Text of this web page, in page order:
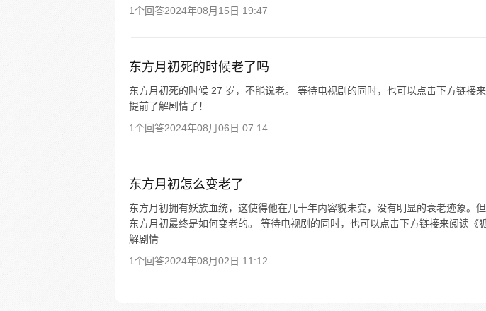
1个回答2024年08月15日 19:47
东方月初死的时候老了吗
东方月初死的时候 27 岁，不能说老。 等待电视剧的同时，也可以点击下方链接
提前了解剧情了！
1个回答2024年08月06日 07:14
东方月初怎么变老了
东方月初拥有妖族血统，这使得他在几十年内容貌未变，没有明显的衰老迹象。
东方月初最终是如何变老的。 等待电视剧的同时，也可以点击下方链接来阅读《
解剧情...
1个回答2024年08月02日 11:12